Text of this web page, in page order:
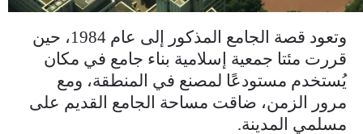
وتعود قصة الجامع المذكور إلى عام 1984، حين
قررت مئتا جمعية إسلامية بناء جامع في مكان
يُستخدم مستودعًا لمصنع في المنطقة، ومع
مرور الزمن، ضاقت مساحة الجامع القديم على
مسلمي المدينة.